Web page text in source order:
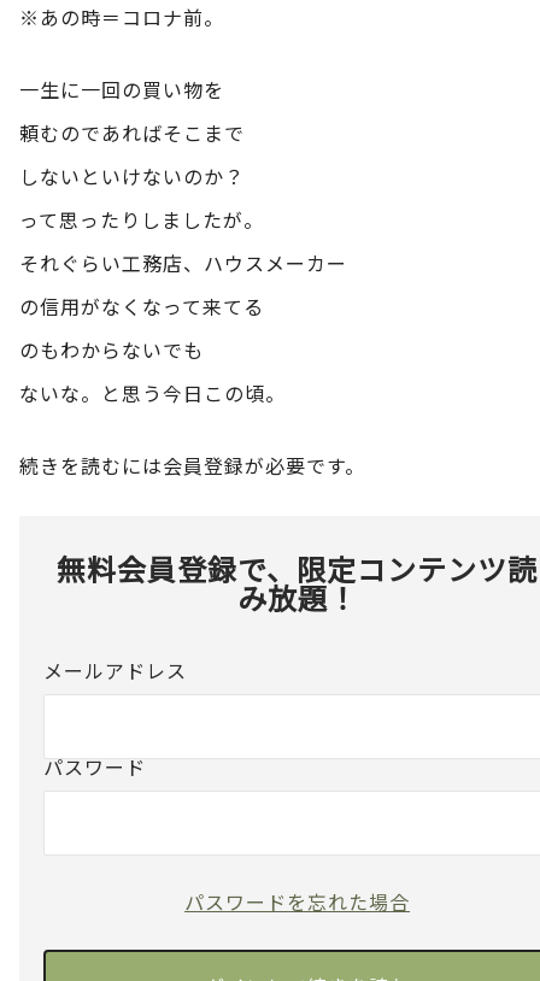
※あの時＝コロナ前。
一生に一回の買い物を
頼むのであればそこまで
しないといけないのか？
って思ったりしましたが。
それぐらい工務店、ハウスメーカー
の信用がなくなって来てる
のもわからないでも
ないな。と思う今日この頃。
続きを読むには会員登録が必要です。
無料会員登録で、限定コンテンツ読
み放題！
メールアドレス
パスワード
パスワードを忘れた場合